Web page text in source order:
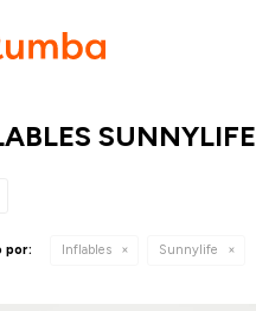
SUNNYLIFE
por: Inflables Sunnylife